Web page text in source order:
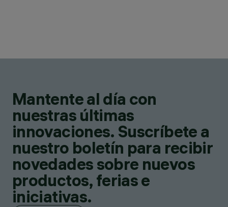
Mantente al día con
nuestras últimas
innovaciones. Suscríbete a
nuestro boletín para recibir
novedades sobre nuevos
productos, ferias e
iniciativas.